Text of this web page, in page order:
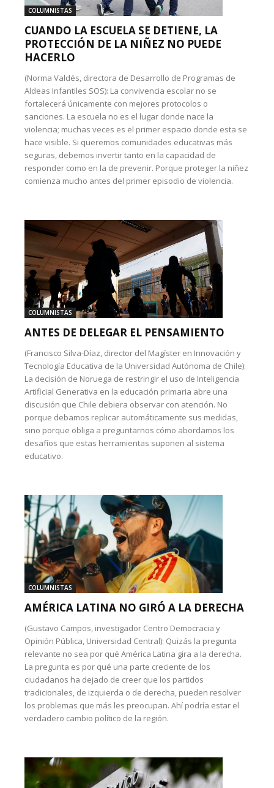
COLUMNISTAS
CUANDO LA ESCUELA SE DETIENE, LA
PROTECCIÓN DE LA NIÑEZ NO PUEDE
HACERLO
(Norma Valdés, directora de Desarrollo de Programas de
Aldeas Infantiles SOS): La convivencia escolar no se
fortalecerá únicamente con mejores protocolos o
sanciones. La escuela no es el lugar donde nace la
violencia; muchas veces es el primer espacio donde esta se
hace visible. Si queremos comunidades educativas más
seguras, debemos invertir tanto en la capacidad de
responder como en la de prevenir. Porque proteger la niñez
comienza mucho antes del primer episodio de violencia.
COLUMNISTAS
ANTES DE DELEGAR EL PENSAMIENTO
(Francisco Silva-Díaz, director del Magíster en Innovación y
Tecnología Educativa de la Universidad Autónoma de Chile):
La decisión de Noruega de restringir el uso de Inteligencia
Artificial Generativa en la educación primaria abre una
discusión que Chile debiera observar con atención. No
porque debamos replicar automáticamente sus medidas,
sino porque obliga a preguntarnos cómo abordamos los
desafíos que estas herramientas suponen al sistema
educativo.
COLUMNISTAS
AMÉRICA LATINA NO GIRÓ A LA DERECHA
(Gustavo Campos, investigador Centro Democracia y
Opinión Pública, Universidad Central): Quizás la pregunta
relevante no sea por qué América Latina gira a la derecha.
La pregunta es por qué una parte creciente de los
ciudadanos ha dejado de creer que los partidos
tradicionales, de izquierda o de derecha, pueden resolver
los problemas que más les preocupan. Ahí podría estar el
verdadero cambio político de la región.